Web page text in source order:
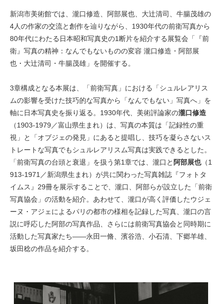
新潟市美術館では、瀧口修造、阿部展也、大辻清司、牛腸茂雄の
4人の作家の交流と創作を辿りながら、1930年代の前衛写真から
80年代にわたる日本昭和写真史の1断片を紹介する展覧会「『前
衛』写真の精神：なんでもないものの変容 瀧口修造・阿部展
也・大辻清司・牛腸茂雄」を開催する。
3章構成となる本展は、「前衛写真」における「シュルレアリス
ムの影響を受けた技巧的な写真から「なんでもない」写真へ」を
軸に日本写真史を振り返る。1930年代、美術評論家の瀧口修造
（1903-1979／富山県生まれ）は、写真の本質は「記録性の重
視」と「オブジェの発見」にあると提唱し、技巧を凝らさないス
トレートな写真でもシュルレアリスム写真は実践できるとした。
「前衛写真の台頭と衰退」を扱う第1章では、瀧口と 阿部展也（1
913-1971／新潟県生まれ）が共に関わった写真雑誌『フォトタ
イムス』29冊を展示することで、瀧口、阿部らが設立した「前衛
写真協会」の活動を紹介。あわせて、瀧口が高く評価したウジェ
ーヌ・アジェによるパリの都市の様相を記録した写真、瀧口の言
説に呼応した阿部の写真作品、さらには前衛写真協会と同時期に
活動した写真家たち——永田一脩、濱谷浩、小石清、下郷羊雄、
坂田稔の作品を紹介する。